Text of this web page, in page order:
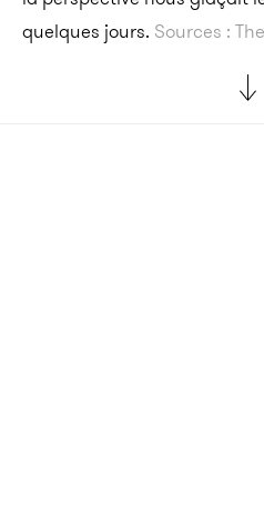
quelques jours. Sources :